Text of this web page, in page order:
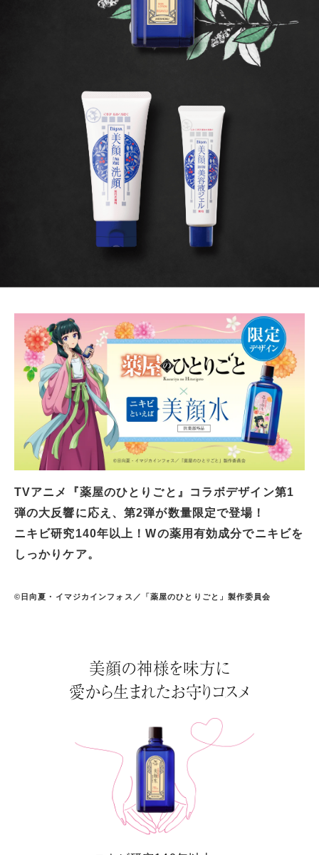
TVアニメ『薬屋のひとりごと』コラボデザイン第1
弾の大反響に応え、第2弾が数量限定で登場！
ニキビ研究140年以上！Wの薬用有効成分でニキビを
しっかりケア。
©日向夏・イマジカインフォス／「薬屋のひとりごと」製作委員会
美顔の神様を味方に
愛から生まれたお守りコスメ